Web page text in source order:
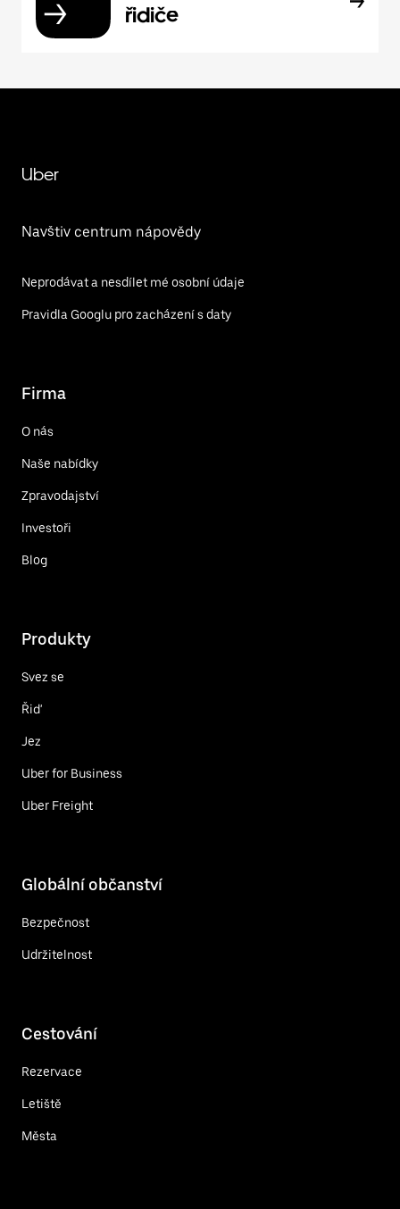
řidiče
Uber
Navštiv centrum nápovědy
Neprodávat a nesdílet mé osobní údaje
Pravidla Googlu pro zacházení s daty
Firma
O nás
Naše nabídky
Zpravodajství
Investoři
Blog
Produkty
Svez se
Řiď
Jez
Uber for Business
Uber Freight
Globální občanství
Bezpečnost
Udržitelnost
Cestování
Rezervace
Letiště
Města